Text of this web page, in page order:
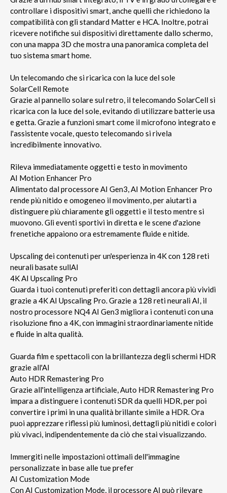
controllare i dispositivi smart, anche quelli che richiedono la
compatibilità con gli standard Matter e HCA. Inoltre, potrai
ricevere notifiche sui dispositivi direttamente dallo schermo,
con una mappa 3D che mostra una panoramica completa del
tuo sistema smart home.
Un telecomando che si ricarica con la luce del sole
SolarCell Remote
Grazie al pannello solare sul retro, il telecomando SolarCell si
ricarica con la luce del sole, evitando di utilizzare batterie usa
e getta. Grazie a funzioni smart come il microfono integrato e
l'assistente vocale, questo telecomando si rivela
incredibilmente innovativo.
Rileva immediatamente oggetti e testo in movimento
AI Motion Enhancer Pro
Alimentato dal processore AI Gen3, AI Motion Enhancer Pro
rende più nitido e omogeneo il movimento, per aiutarti a
distinguere più chiaramente gli oggetti e il testo mentre si
muovono. Gli eventi sportivi in diretta e le scene d'azione
frenetiche appaiono ora estremamente fluide e nitide.
Upscaling dei contenuti per un'esperienza in 4K con 128 reti
neurali basate sullAI
4K AI Upscaling Pro
Guarda i tuoi contenuti preferiti con dettagli ancora più vividi
grazie a 4K AI Upscaling Pro. Grazie a 128 reti neurali AI, il
nostro processore NQ4 AI Gen3 migliora i contenuti con una
risoluzione fino a 4K, con immagini straordinariamente nitide
e fluide in alta qualità.
Guarda film e spettacoli con la brillantezza degli schermi HDR
grazie all'AI
Auto HDR Remastering Pro
Grazie all'intelligenza artificiale, Auto HDR Remastering Pro
impara a distinguere i contenuti SDR da quelli HDR, per poi
convertire i primi in una qualità brillante simile a HDR. Ora
puoi apprezzare riflessi più luminosi, dettagli più nitidi e colori
più vivaci, indipendentemente da ciò che stai visualizzando.
Immergiti nelle impostazioni ottimali dell'immagine
personalizzate in base alle tue prefer
AI Customization Mode
Con AI Customization Mode, il processore AI può rilevare